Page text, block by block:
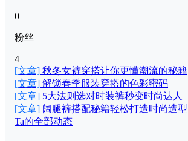
0
粉丝
4
[文章] 秋冬女裤穿搭让你更懂潮流的秘籍
[文章] 解锁春季服装穿搭的色彩密码
[文章] 5大法则选对时装裤秒变时尚达人
[文章] 阔腿裤搭配秘籍轻松打造时尚造型
Ta的全部动态